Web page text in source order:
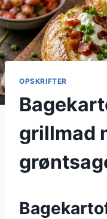
OPSKRIFTER
grillmad